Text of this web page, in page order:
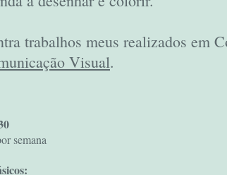
trabalhos meus realizados em
Visual.
semana